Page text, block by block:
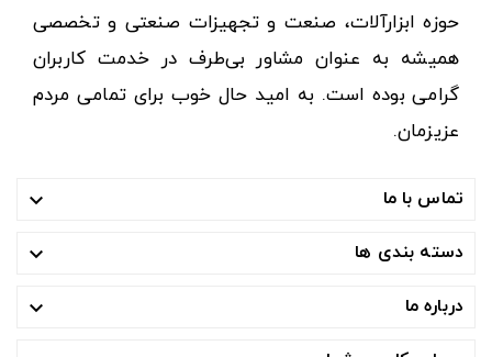
حوزه ابزارآلات، صنعت و تجهیزات صنعتی و تخصصی
همیشه به عنوان مشاور بی‌طرف در خدمت کاربران
گرامی بوده است. به امید حال خوب برای تمامی مردم
عزیزمان.
تماس با ما 
دسته بندی ها 
درباره ما 